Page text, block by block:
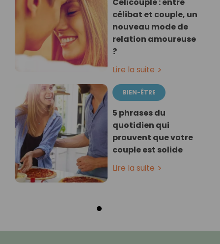
Célicouple : entre
célibat et couple, un
nouveau mode de
relation amoureuse
?
Lire la suite
BIEN-ÊTRE
5 phrases du
quotidien qui
prouvent que votre
couple est solide
Lire la suite